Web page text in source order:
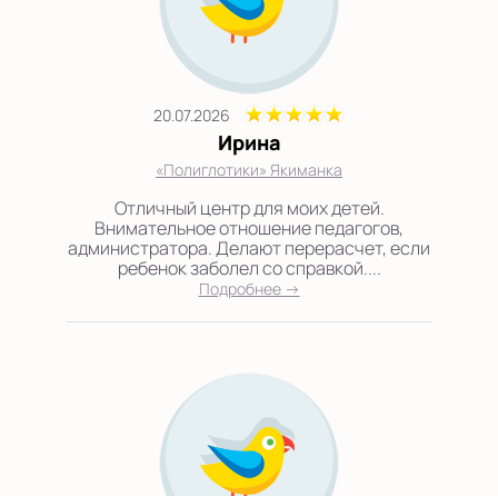
20.07.2026
Ирина
«Полиглотики» Якиманка
Отличный центр для моих детей.
Внимательное отношение педагогов,
администратора. Делают перерасчет, если
ребенок заболел со справкой....
Подробнее →